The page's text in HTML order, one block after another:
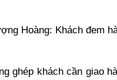
Hoàng: Khách đem
ghép khách cần giao